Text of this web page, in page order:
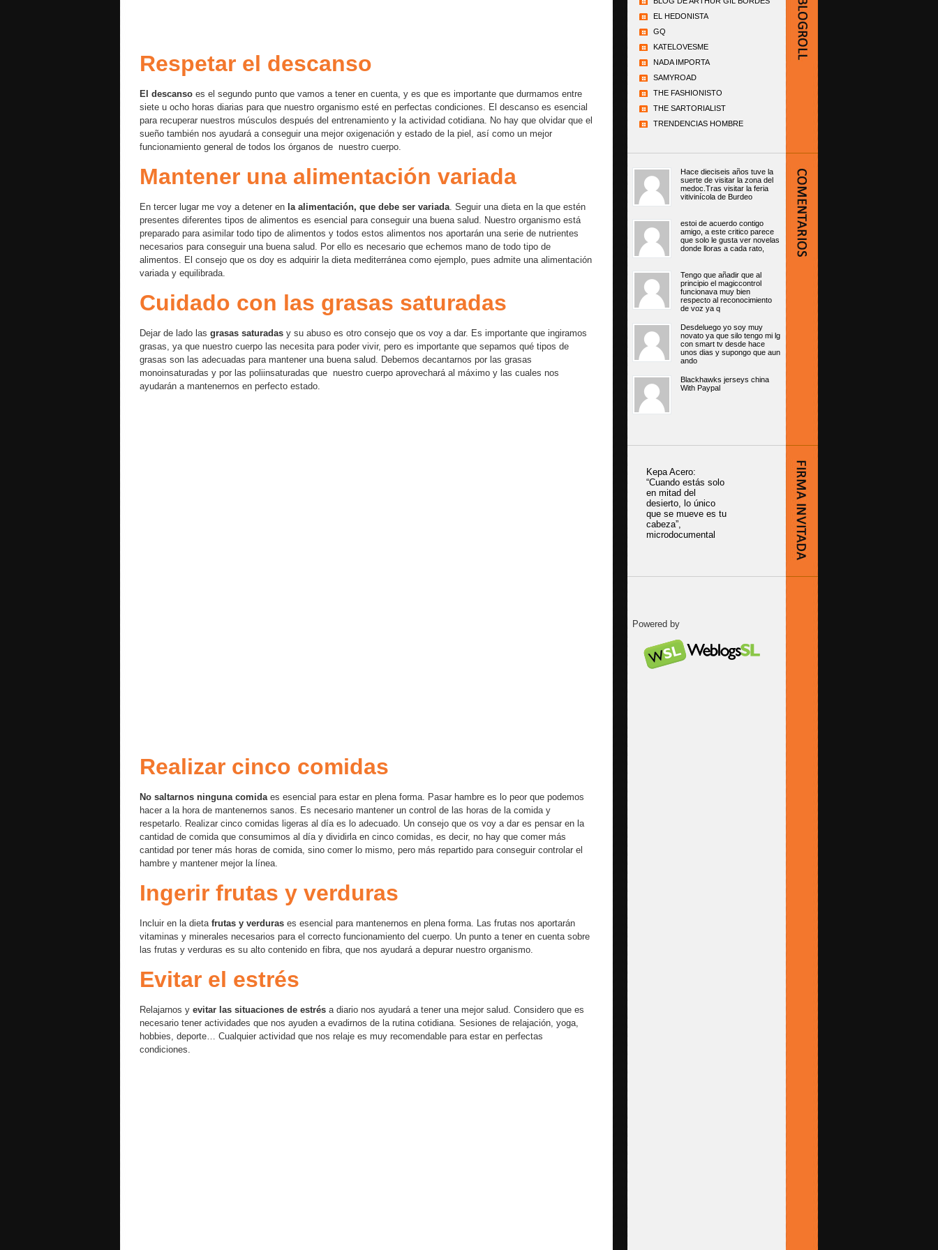
Respetar el descanso
El descanso es el segundo punto que vamos a tener en cuenta, y es que es importante que durmamos entre
siete u ocho horas diarias para que nuestro organismo esté en perfectas condiciones. El descanso es esencial
para recuperar nuestros músculos después del entrenamiento y la actividad cotidiana. No hay que olvidar que el
sueño también nos ayudará a conseguir una mejor oxigenación y estado de la piel, así como un mejor
funcionamiento general de todos los órganos de nuestro cuerpo.
Mantener una alimentación variada
En tercer lugar me voy a detener en la alimentación, que debe ser variada. Seguir una dieta en la que estén
presentes diferentes tipos de alimentos es esencial para conseguir una buena salud. Nuestro organismo está
preparado para asimilar todo tipo de alimentos y todos estos alimentos nos aportarán una serie de nutrientes
necesarios para conseguir una buena salud. Por ello es necesario que echemos mano de todo tipo de
alimentos. El consejo que os doy es adquirir la dieta mediterránea como ejemplo, pues admite una alimentación
variada y equilibrada.
Cuidado con las grasas saturadas
Dejar de lado las grasas saturadas y su abuso es otro consejo que os voy a dar. Es importante que ingiramos
grasas, ya que nuestro cuerpo las necesita para poder vivir, pero es importante que sepamos qué tipos de
grasas son las adecuadas para mantener una buena salud. Debemos decantarnos por las grasas
monoinsaturadas y por las poliinsaturadas que nuestro cuerpo aprovechará al máximo y las cuales nos
ayudarán a mantenernos en perfecto estado.
Realizar cinco comidas
No saltarnos ninguna comidaes esencial para estar en plena forma. Pasar hambre es lo peor que podemos
hacer a la hora de mantenernos sanos. Es necesario mantener un control de las horas de la comida y
respetarlo. Realizar cinco comidas ligeras al día es lo adecuado. Un consejo que os voy a dar es pensar en la
cantidad de comida que consumimos al día y dividirla en cinco comidas, es decir, no hay que comer más
cantidad por tener más horas de comida, sino comer lo mismo, pero más repartido para conseguir controlar el
hambre y mantener mejor la línea.
Ingerir frutas y verduras
Incluir en la dieta frutas y verduras es esencial para mantenernos en plena forma. Las frutas nos aportarán
vitaminas y minerales necesarios para el correcto funcionamiento del cuerpo. Un punto a tener en cuenta sobre
las frutas y verduras es su alto contenido en fibra, que nos ayudará a depurar nuestro organismo.
Evitar el estrés
Relajarnos y evitar las situaciones de estrés a diario nos ayudará a tener una mejor salud. Considero que es
necesario tener actividades que nos ayuden a evadirnos de la rutina cotidiana. Sesiones de relajación, yoga,
hobbies, deporte… Cualquier actividad que nos relaje es muy recomendable para estar en perfectas
condiciones.
EL HEDONISTA
GQ
KATELOVESME
NADA IMPORTA
SAMYROAD
THE FASHIONISTO
THE SARTORIALIST
TRENDENCIAS HOMBRE
Hace dieciseis años tuve la
suerte de visitar la zona del
medoc.Tras visitar la feria
vitivinícola de Burdeo
estoi de acuerdo contigo
amigo, a este critico parece
que solo le gusta ver novelas
donde lloras a cada rato,
Tengo que añadir que al
principio el magiccontrol
funcionava muy bien
respecto al reconocimiento
de voz ya q
Desdeluego yo soy muy
novato ya que silo tengo mi lg
con smart tv desde hace
unos dias y supongo que aun
ando
Blackhawks jerseys china
With Paypal
Kepa Acero:
“Cuando estás solo
en mitad del
desierto, lo único
que se mueve es tu
cabeza”,
microdocumental
Powered by